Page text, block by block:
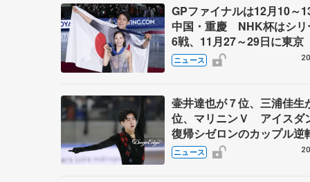
GPファイナルは12月10～
中国・重慶 NHK杯はシリ
6戦、11月27～29日に東
～27年シーズン、国際スケ
盟発表
ニュース
壷井達也が７位、三浦佳生
位、マリニンＶ アイスダ
復帰シゼロンのカップル逆
勝 ＧＰ開幕戦フランス大
日
ニュース